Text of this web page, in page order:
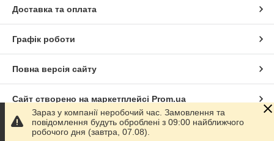
Доставка та оплата
Графік роботи
Повна версія сайту
Сайт створено на маркетплейсі Prom.ua
Політика конфіденційності
Зараз у компанії неробочий час. Замовлення та
повідомлення будуть оброблені з 09:00 найближчого
робочого дня (завтра, 07.08).